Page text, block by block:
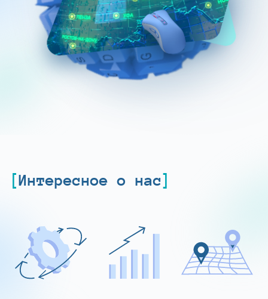
Интересное о нас